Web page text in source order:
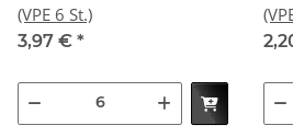
(VPE 6 St.)
3,97 € *